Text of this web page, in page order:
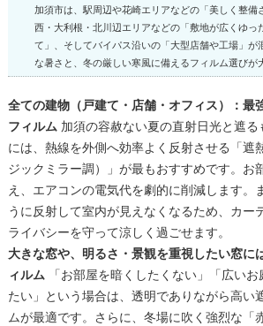
加須市は、駅周辺や花崎エリアなどの「美しく整備
西・大利根・北川辺エリアなどの「敷地が広くゆっ
て」、そしてバイパス沿いの「大型店舗や工場」が
な暑さと、冬の厳しい寒風に備えるフィルム選びが
全ての建物（戸建て・店舗・オフィス）：最
フィルム 加須の容赦ない夏の直射日光と遮
には、熱線を外側へ効率よく反射させる「遮
ジックミラー調）」が最もおすすめです。お
え、エアコンの電気代を劇的に削減します。
うに反射して室内が見えなくなるため、カー
ライバシーを守って涼しく過ごせます。
大きな窓や、明るさ・景観を重視したい窓に
ィルム 「お部屋を暗くしたくない」「広い
たい」という場合は、透明でありながら高い
ムが最適です。さらに、冬場に吹く強烈な「